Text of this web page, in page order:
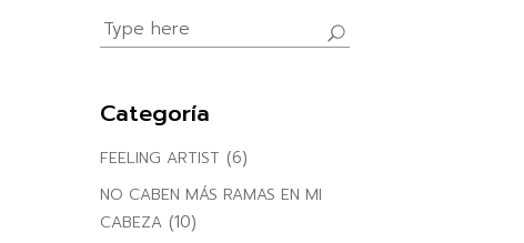
Search
for:
Categoría
FEELING ARTIST (6)
NO CABEN MÁS RAMAS EN MI
CABEZA (10)